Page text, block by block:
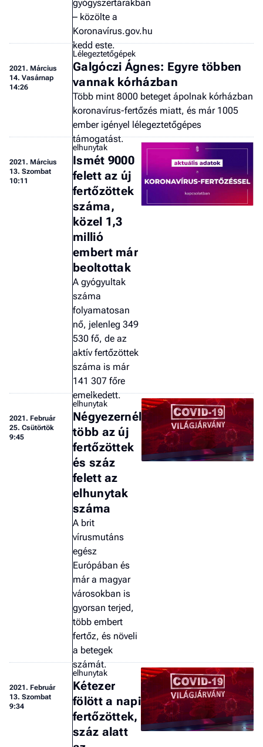
gyógyszertárakban
– közölte a
Koronavírus.gov.hu
kedd este.
2021. Március
14. Vasárnap
14:26
Lélegeztetőgépek
Galgóczi Ágnes: Egyre többen
vannak kórházban
Több mint 8000 beteget ápolnak kórházban
koronavírus-fertőzés miatt, és már 1005
ember igényel lélegeztetőgépes
támogatást.
2021. Március
13. Szombat
10:11
elhunytak
Ismét 9000
felett az új
fertőzöttek
száma,
közel 1,3
millió
embert már
beoltottak
A gyógyultak
száma
folyamatosan
nő, jelenleg 349
530 fő, de az
aktív fertőzöttek
száma is már
141 307 főre
emelkedett.
2021. Február
25. Csütörtök
9:45
elhunytak
Négyezernél
több az új
fertőzöttek
és száz
felett az
elhunytak
száma
A brit
vírusmutáns
egész
Európában és
már a magyar
városokban is
gyorsan terjed,
több embert
fertőz, és növeli
a betegek
számát.
2021. Február
13. Szombat
9:34
elhunytak
Kétezer
fölött a napi
fertőzöttek,
száz alatt